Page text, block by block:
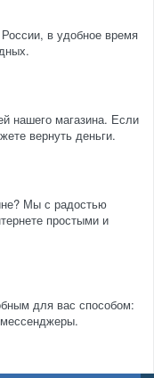
в удобное время
нашего магазина. Если
вернуть деньги.
Мы с радостью
простыми и
для вас способом: